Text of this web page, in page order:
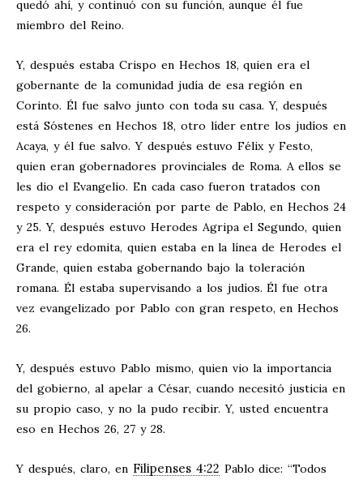
quedó ahí, y continuó con su función, aunque él fue
miembro del Reino.
Y, después estaba Crispo en Hechos 18, quien era el
gobernante de la comunidad judía de esa región en
Corinto. Él fue salvo junto con toda su casa. Y, después
está Sóstenes en Hechos 18, otro líder entre los judíos en
Acaya, y él fue salvo. Y después estuvo Félix y Festo,
quien eran gobernadores provinciales de Roma. A ellos se
les dio el Evangelio. En cada caso fueron tratados con
respeto y consideración por parte de Pablo, en Hechos 24
y 25. Y, después estuvo Herodes Agripa el Segundo, quien
era el rey edomita, quien estaba en la línea de Herodes el
Grande, quien estaba gobernando bajo la toleración
romana. Él estaba supervisando a los judíos. Él fue otra
vez evangelizado por Pablo con gran respeto, en Hechos
26.
Y, después estuvo Pablo mismo, quien vio la importancia
del gobierno, al apelar a César, cuando necesitó justicia en
su propio caso, y no la pudo recibir. Y, usted encuentra
eso en Hechos 26, 27 y 28.
Y después, claro, en Filipenses 4:22 Pablo dice: “Todos